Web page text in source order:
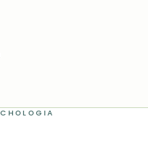
I DZIECI: JAK WYGLĄDA?